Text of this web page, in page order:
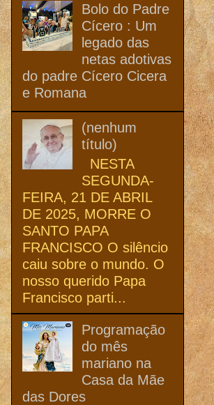
Bolo do Padre
Cícero : Um
legado das
netas adotivas
do padre Cícero Cicera
e Romana
(nenhum
título)
NESTA
SEGUNDA-
FEIRA, 21 DE ABRIL
DE 2025, MORRE O
SANTO PAPA
FRANCISCO O silêncio
caiu sobre o mundo. O
nosso querido Papa
Francisco parti...
Programação
do mês
mariano na
Casa da Mãe
das Dores